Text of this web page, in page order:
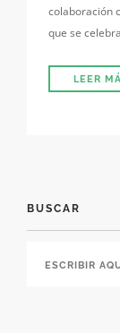
colaboración
que se
LEER
BUSCAR